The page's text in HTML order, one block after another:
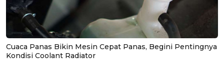
Cuaca Panas Bikin Mesin Cepat Panas, Begini Pentingnya
Kondisi Coolant Radiator